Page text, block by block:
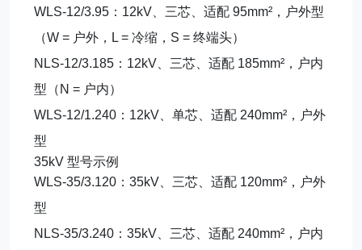
WLS-12/3.95：12kV、三芯、适配 95mm²，户外型
（W = 户外，L = 冷缩，S = 终端头）
NLS-12/3.185：12kV、三芯、适配 185mm²，户内
型（N = 户内）
WLS-12/1.240：12kV、单芯、适配 240mm²，户外
型
35kV 型号示例
WLS-35/3.120：35kV、三芯、适配 120mm²，户外
型
NLS-35/3.240：35kV、三芯、适配 240mm²，户内